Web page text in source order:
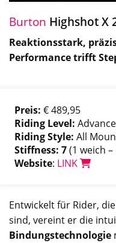
Burton Highshot X
Reaktionsstark,
Performance trifft
Preis: € 489,95
Riding Level:
Riding Style: All
Stiffness: 7(1 weich
Website: LINK
Entwickelt für Rider,
sind, vereint er die
Bindungstechnologie